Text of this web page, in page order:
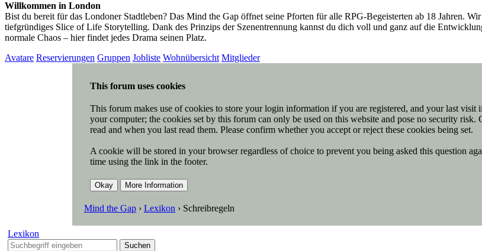
Willkommen in London
Bist du bereit für das Londoner Stadtleben? Das Mind the Gap öffnet seine Pforten für alle RPG-Begeisterten ab 18 Jahren.
tiefgründiges Slice of Life Storytelling. Dank des Prinzips der Szenentrennung kannst du dich voll und ganz auf die
normale Chaos – hier findet jedes Drama seinen Platz.
Avatare Reservierungen Gruppen Jobliste Wohnübersicht Mitglieder
This forum uses cookies
This forum makes use of cookies to store your login information if you are registered, and your last visit
your computer; the cookies set by this forum can only be used on this website and pose no security
read and when you last read them. Please confirm whether you accept or reject these cookies being set.
A cookie will be stored in your browser regardless of choice to prevent you being asked this question
time using the link in the footer.
Mind the Gap › Lexikon › Schreibregeln
Lexikon
Suchen